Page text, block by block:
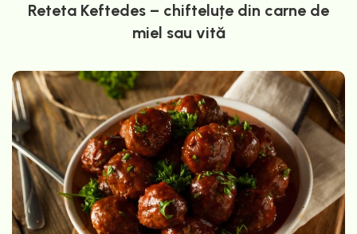
Reteta Keftedes – chifteluțe din carne de
miel sau vită